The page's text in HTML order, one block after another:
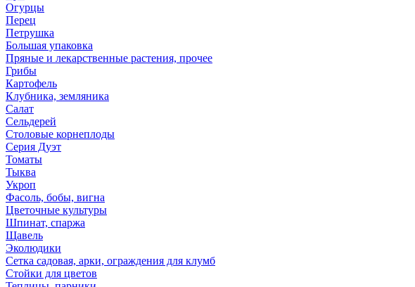
Огурцы
Перец
Петрушка
Большая упаковка
Пряные и лекарственные растения, прочее
Грибы
Картофель
Клубника, земляника
Салат
Сельдерей
Столовые корнеплоды
Серия Дуэт
Томаты
Тыква
Укроп
Фасоль, бобы, вигна
Цветочные культуры
Шпинат, спаржа
Щавель
Эколюдики
Сетка садовая, арки, ограждения для клумб
Стойки для цветов